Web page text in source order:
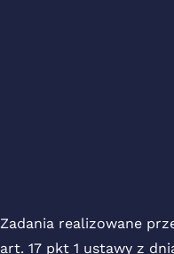
Zadania realizowane
art. 17 pkt 1 ustawy z